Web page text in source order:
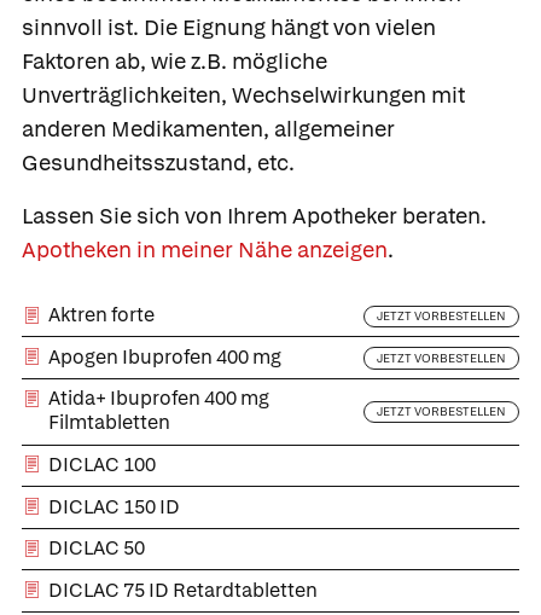
sinnvoll ist. Die Eignung hängt von vielen
Faktoren ab, wie z.B. mögliche
Unverträglichkeiten, Wechselwirkungen mit
anderen Medikamenten, allgemeiner
Gesundheitsszustand, etc.
Lassen Sie sich von Ihrem Apotheker beraten.
Apotheken in meiner Nähe anzeigen.
Aktren forte JETZT VORBESTELLEN
Apogen Ibuprofen 400 mg JETZT VORBESTELLEN
Atida+ Ibuprofen 400 mg
Filmtabletten
JETZT VORBESTELLEN
DICLAC 100
DICLAC 150 ID
DICLAC 50
DICLAC 75 ID Retardtabletten